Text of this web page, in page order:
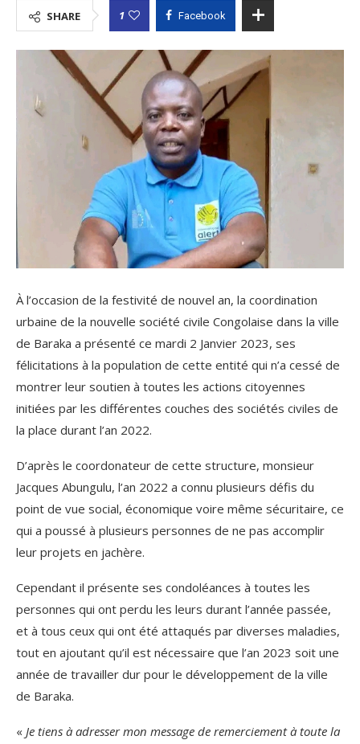
SHARE 1 Facebook
À l’occasion de la festivité de nouvel an, la coordination
urbaine de la nouvelle société civile Congolaise dans la ville
de Baraka a présenté ce mardi 2 Janvier 2023, ses
félicitations à la population de cette entité qui n’a cessé de
montrer leur soutien à toutes les actions citoyennes
initiées par les différentes couches des sociétés civiles de
la place durant l’an 2022.
D’après le coordonateur de cette structure, monsieur
Jacques Abungulu, l’an 2022 a connu plusieurs défis du
point de vue social, économique voire même sécuritaire, ce
qui a poussé à plusieurs personnes de ne pas accomplir
leur projets en jachère.
Cependant il présente ses condoléances à toutes les
personnes qui ont perdu les leurs durant l’année passée,
et à tous ceux qui ont été attaqués par diverses maladies,
tout en ajoutant qu’il est nécessaire que l’an 2023 soit une
année de travailler dur pour le développement de la ville
de Baraka.
« Je tiens à adresser mon message de remerciement à toute la